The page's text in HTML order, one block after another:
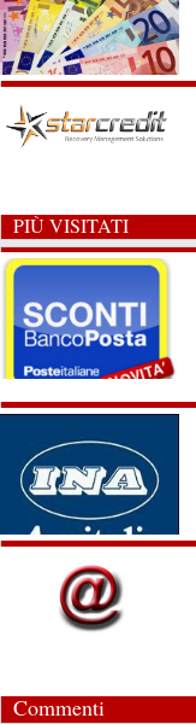
PIÙ VISITATI
Commenti